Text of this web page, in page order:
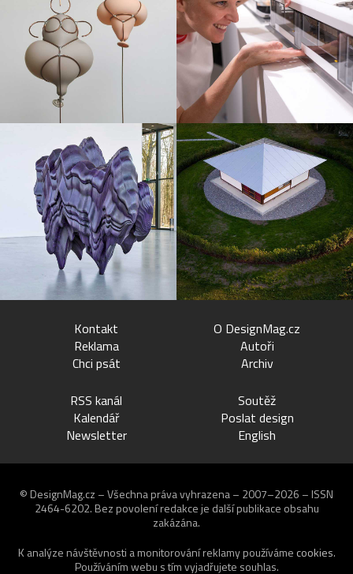
Kontakt
Reklama
Chci psát
O DesignMag.cz
Autoři
Archiv
RSS kanál
Kalendář
Newsletter
Soutěž
Poslat design
English
© DesignMag.cz – Všechna práva vyhrazena – 2007–2026 – ISSN
2464-6202. Bez povolení redakce je další publikace obsahu
zakázána.
K analýze návštěvnosti a monitorování reklamy používáme cookies.
Používáním webu s tím vyjadřujete souhlas.